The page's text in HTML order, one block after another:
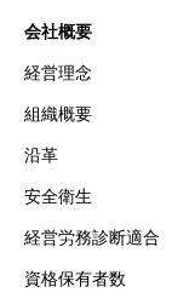
会社概要
経営理念
組織概要
沿革
安全衛生
経営労務診断適合
資格保有者数